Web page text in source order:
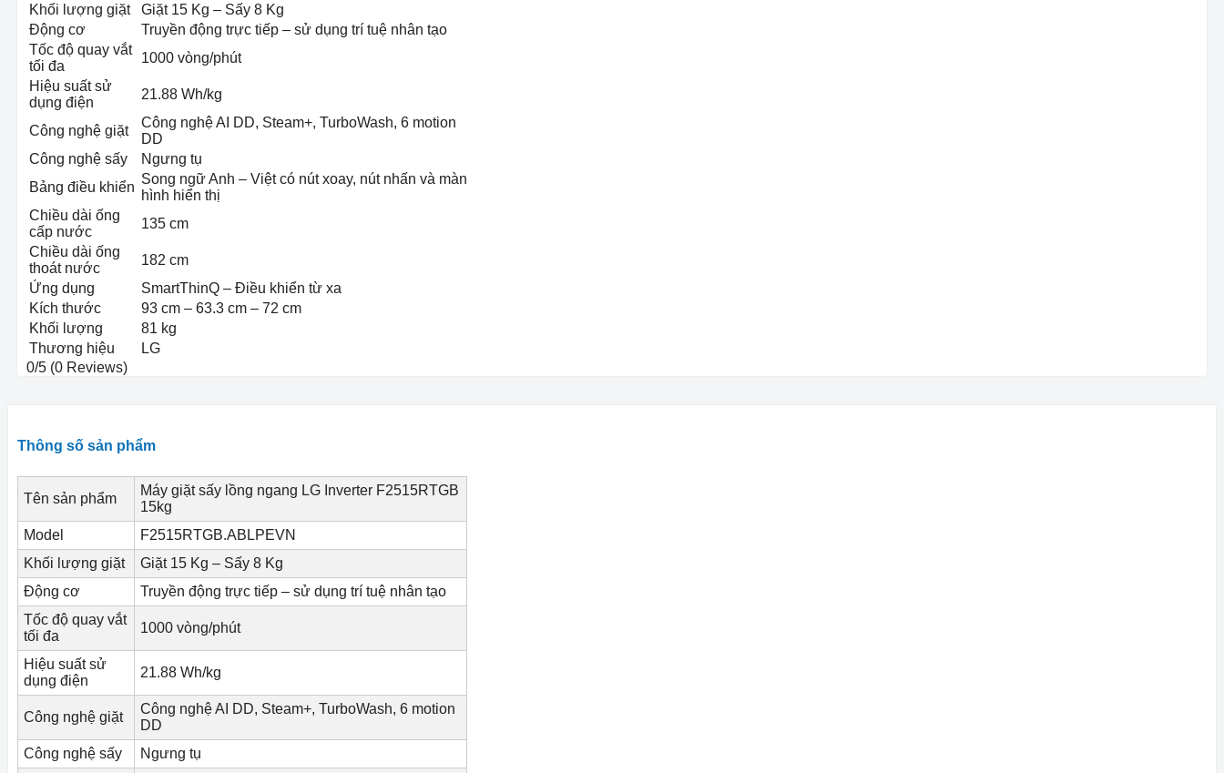
Khối lượng giặt
Giặt 15 Kg – Sấy 8 Kg
Động cơ
Truyền động trực tiếp – sử dụng trí tuệ nhân tạo
Tốc độ quay vắt
tối đa
1000 vòng/phút
Hiệu suất sử
dụng điện
21.88 Wh/kg
Công nghệ giặt
Công nghệ AI DD, Steam+, TurboWash, 6 motion
DD
Công nghệ sấy
Ngưng tụ
Bảng điều khiển
Song ngữ Anh – Việt có nút xoay, nút nhấn và màn
hình hiển thị
Chiều dài ống
cấp nước
135 cm
Chiều dài ống
thoát nước
182 cm
Ứng dụng
SmartThinQ – Điều khiển từ xa
Kích thước
93 cm – 63.3 cm – 72 cm
Khối lượng
81 kg
Thương hiệu
LG
0/5 (0 Reviews)
Thông số sản phẩm
Tên sản phẩm
Máy giặt sấy lồng ngang LG Inverter F2515RTGB
15kg
Model
F2515RTGB.ABLPEVN
Khối lượng giặt
Giặt 15 Kg – Sấy 8 Kg
Động cơ
Truyền động trực tiếp – sử dụng trí tuệ nhân tạo
Tốc độ quay vắt
tối đa
1000 vòng/phút
Hiệu suất sử
dụng điện
21.88 Wh/kg
Công nghệ giặt
Công nghệ AI DD, Steam+, TurboWash, 6 motion
DD
Công nghệ sấy
Ngưng tụ